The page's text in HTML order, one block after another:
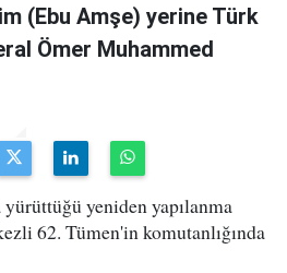
(Ebu Amşe) yerine Türk
Ömer Muhammed
yeniden yapılanma
62. Tümen'in komutanlığında